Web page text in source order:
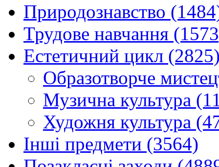
Природознавство
Трудове навчання
Естетичний цикл
Образотворче
Музична культура
Художня культура
Інші предмети (3564)